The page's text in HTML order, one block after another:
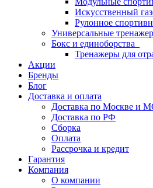
Искусственный
Рулонное
Универсальные
Бокс и единоборства
Тренажеры для
Акции
Бренды
Блог
Доставка и оплата
Доставка по Москве и
Доставка по РФ
Сборка
Оплата
Рассрочка и кредит
Гарантия
Компания
О компании